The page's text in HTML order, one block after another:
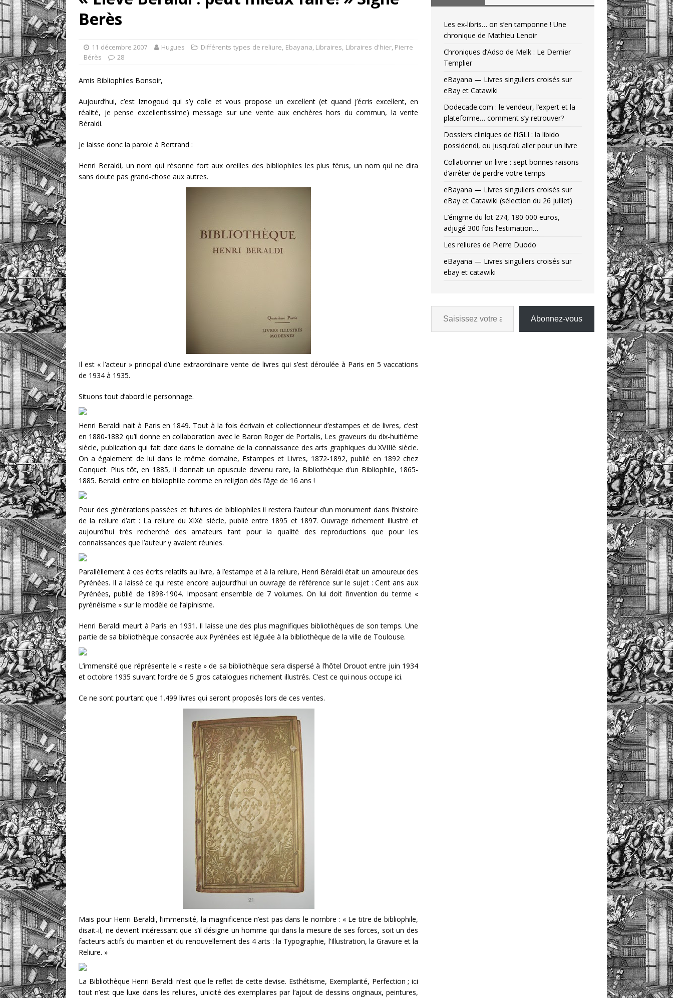
DIVERS
Berès
11 décembre 2007 Hugues Différents types de reliure, Ebayana, Libraires, Libraires d'hier, Pierre
Bérès
28
Amis Bibliophiles Bonsoir,
Aujourd’hui, c’est Iznogoud qui s’y colle et vous propose un excellent (et quand j’écris excellent, en
réalité, je pense excellentissime) message sur une vente aux enchères hors du commun, la vente
Béraldi.
Je laisse donc la parole à Bertrand :
Henri Beraldi, un nom qui résonne fort aux oreilles des bibliophiles les plus férus, un nom qui ne dira
sans doute pas grand-chose aux autres.
Il est « l’acteur » principal d’une extraordinaire vente de livres qui s’est déroulée à Paris en 5 vaccations
de 1934 à 1935.
Situons tout d’abord le personnage.
Henri Beraldi nait à Paris en 1849. Tout à la fois écrivain et collectionneur d’estampes et de livres, c’est
en 1880-1882 qu’il donne en collaboration avec le Baron Roger de Portalis, Les graveurs du dix-huitième
siècle, publication qui fait date dans le domaine de la connaissance des arts graphiques du XVIIIè siècle.
On a également de lui dans le même domaine, Estampes et Livres, 1872-1892, publié en 1892 chez
Conquet. Plus tôt, en 1885, il donnait un opuscule devenu rare, la Bibliothèque d’un Bibliophile, 1865-
1885. Beraldi entre en bibliophilie comme en religion dès l’âge de 16 ans !
Pour des générations passées et futures de bibliophiles il restera l’auteur d’un monument dans l’histoire
de la reliure d’art : La reliure du XIXè siècle, publié entre 1895 et 1897. Ouvrage richement illustré et
aujourd’hui très recherché des amateurs tant pour la qualité des reproductions que pour les
connaissances que l’auteur y avaient réunies.
Parallèllement à ces écrits relatifs au livre, à l’estampe et à la reliure, Henri Béraldi était un amoureux des
Pyrénées. Il a laissé ce qui reste encore aujourd’hui un ouvrage de référence sur le sujet : Cent ans aux
Pyrénées, publié de 1898-1904. Imposant ensemble de 7 volumes. On lui doit l’invention du terme «
pyrénéisme » sur le modèle de l’alpinisme.
Henri Beraldi meurt à Paris en 1931. Il laisse une des plus magnifiques bibliothèques de son temps. Une
partie de sa bibliothèque consacrée aux Pyrénées est léguée à la bibliothèque de la ville de Toulouse.
L’immensité que réprésente le « reste » de sa bibliothèque sera dispersé à l’hôtel Drouot entre juin 1934
et octobre 1935 suivant l’ordre de 5 gros catalogues richement illustrés. C’est ce qui nous occupe ici.
Ce ne sont pourtant que 1.499 livres qui seront proposés lors de ces ventes.
Mais pour Henri Beraldi, l’immensité, la magnificence n’est pas dans le nombre : « Le titre de bibliophile,
disait-il, ne devient intéressant que s’il désigne un homme qui dans la mesure de ses forces, soit un des
facteurs actifs du maintien et du renouvellement des 4 arts : la Typographie, l’Illustration, la Gravure et la
Reliure. »
La Bibliothèque Henri Beraldi n’est que le reflet de cette devise. Esthétisme, Exemplarité, Perfection ; ici
tout n’est que luxe dans les reliures, unicité des exemplaires par l’ajout de dessins originaux, peintures,
Les ex-libris… on s’en tamponne ! Une
chronique de Mathieu Lenoir
Chroniques d’Adso de Melk : Le Dernier
Templier
eBayana — Livres singuliers croisés sur
eBay et Catawiki
Dodecade.com : le vendeur, l’expert et la
plateforme… comment s’y retrouver?
Dossiers cliniques de l’IGLI : la libido
possidendi, ou jusqu’où aller pour un livre
Collationner un livre : sept bonnes raisons
d’arrêter de perdre votre temps
eBayana — Livres singuliers croisés sur
eBay et Catawiki (sélection du 26 juillet)
L’énigme du lot 274, 180 000 euros,
adjugé 300 fois l’estimation…
Les reliures de Pierre Duodo
eBayana — Livres singuliers croisés sur
ebay et catawiki
Abonnez-vous